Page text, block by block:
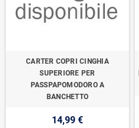
CARTER COPRI CINGHIA
SUPERIORE PER
PASSPAPOMODORO A
BANCHETTO
14,99 €